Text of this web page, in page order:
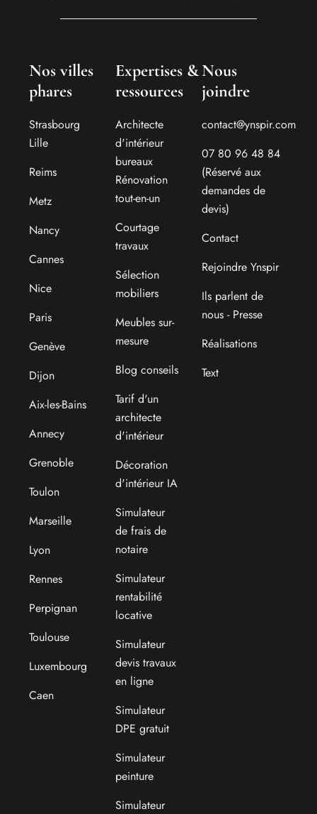
Nos villes
phares
Strasbourg
Lille
Reims
Metz
Nancy
Cannes
Nice
Paris
Genève
Dijon
Aix-les-Bains
Annecy
Grenoble
Toulon
Marseille
Lyon
Rennes
Perpignan
Toulouse
Luxembourg
Caen
Expertises &
ressources
Architecte
d'intérieur
bureaux
Rénovation
tout-en-un
Courtage
travaux
Sélection
mobiliers
Meubles sur-
mesure
Blog conseils
Tarif d'un
architecte
d'intérieur
Décoration
d'intérieur IA
Simulateur
de frais de
notaire
Simulateur
rentabilité
locative
Simulateur
devis travaux
en ligne
Simulateur
DPE gratuit
Simulateur
peinture
Simulateur
Nous
joindre
contact@ynspir.com
07 80 96 48 84
(Réservé aux
demandes de
devis)
Contact
Rejoindre Ynspir
Ils parlent de
nous - Presse
Réalisations
Text